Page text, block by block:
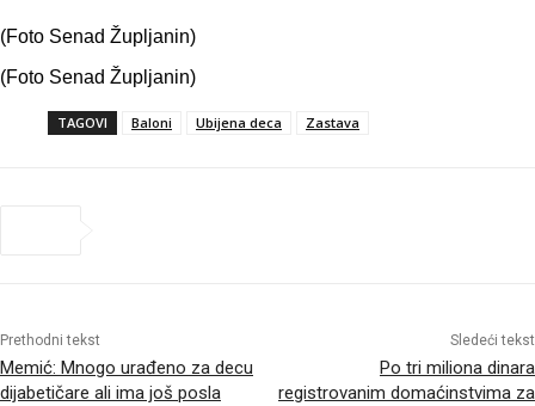
(Foto Senad Župljanin)
(Foto Senad Župljanin)
TAGOVI Baloni Ubijena deca Zastava
Prethodni tekst
Memić: Mnogo urađeno za decu
dijabetičare ali ima još posla
Sledeći tekst
Po tri miliona dinara
registrovanim domaćinstvima za